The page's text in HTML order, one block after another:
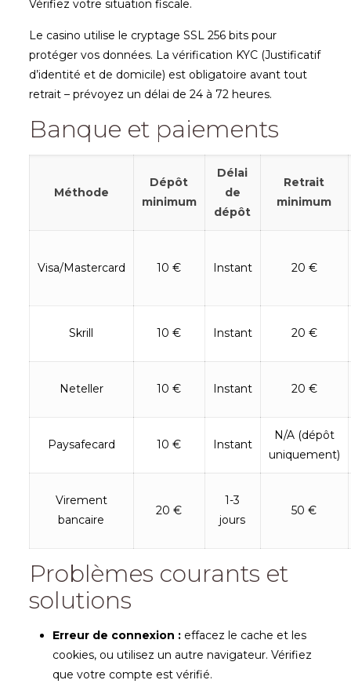
Vérifiez votre situation fiscale.
Le casino utilise le cryptage SSL 256 bits pour
protéger vos données. La vérification KYC (Justificatif
d’identité et de domicile) est obligatoire avant tout
retrait – prévoyez un délai de 24 à 72 heures.
Banque et paiements
Méthode
Dépôt
minimum
Délai
de
dépôt
Retrait
minimum
Visa/Mastercard 10 € Instant 20 €
Skrill 10 € Instant 20 €
Neteller 10 € Instant 20 €
Paysafecard 10 € Instant
N/A (dépôt
uniquement)
Virement
bancaire
20 €
1-3
jours
50 €
Problèmes courants et
solutions
Erreur de connexion :effacez le cache et les
cookies, ou utilisez un autre navigateur. Vérifiez
que votre compte est vérifié.